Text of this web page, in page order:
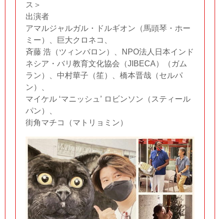
ス＞
出演者
アマルジャルガル・ドルギオン（馬頭琴・ホー
ミー）、巨大クロネコ、
斉藤 浩（ツィンバロン）、NPO法人日本インド
ネシア・バリ教育文化協会（JIBECA）（ガム
ラン）、中村華子（笙）、橋本晋哉（セルパ
ン）、
マイケル ʻマニッシュʼ ロビンソン（スティール
パン）、
街角マチコ（マトリョミン）